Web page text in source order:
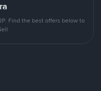
Find the best offers below to